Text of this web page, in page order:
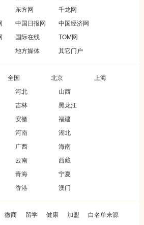
东方网
千龙网
中国日报网
中国经济网
国际在线
TOM网
地方媒体 其它门户
全国 北京
上海
河北
山西
吉林
黑龙江
安徽
福建
河南
湖北
广西
海南
云南
西藏
青海
宁夏
香港 澳门
微商 留学 健康 加盟
白名单来源